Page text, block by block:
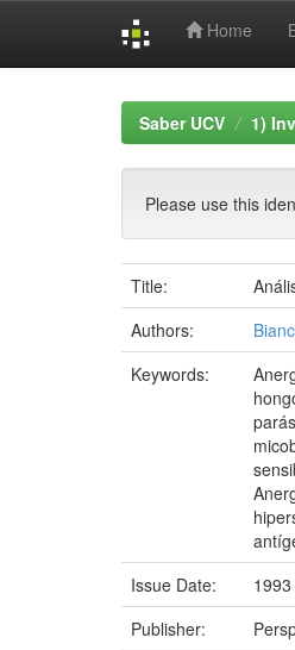
Home
Saber UCV 1)
Please use this
Title:
Authors:
Keywords:
Issue Date:
1993
Publisher: